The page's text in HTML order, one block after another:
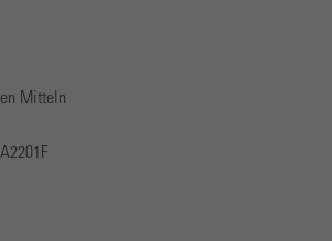
Mitteln